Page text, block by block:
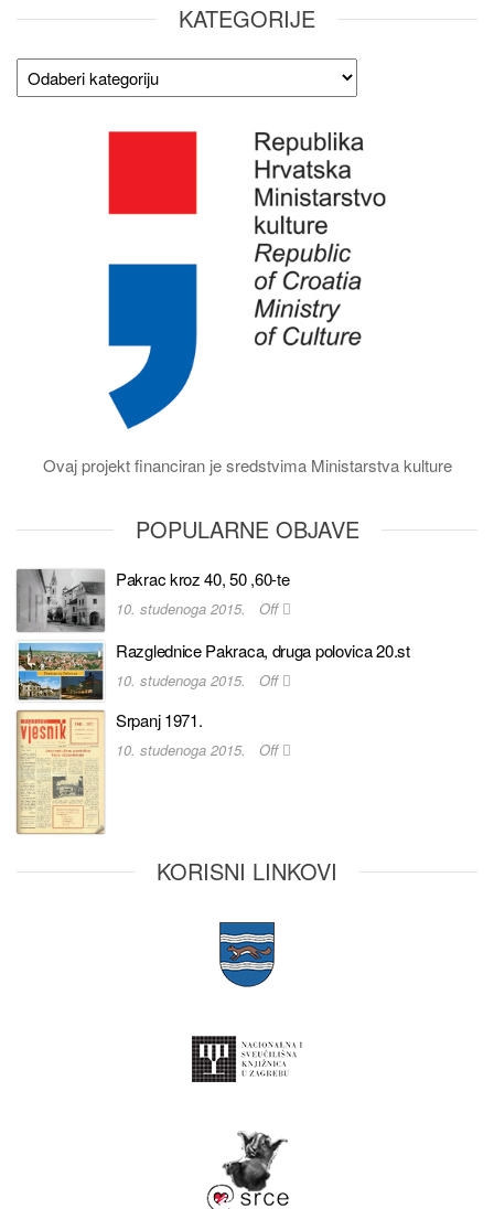
KATEGORIJE
Ovaj projekt financiran je sredstvima Ministarstva kulture
POPULARNE OBJAVE
Pakrac kroz 40, 50 ,60-te
10. studenoga 2015. Off
Razglednice Pakraca, druga polovica 20.st
10. studenoga 2015. Off
Srpanj 1971.
10. studenoga 2015. Off
KORISNI LINKOVI